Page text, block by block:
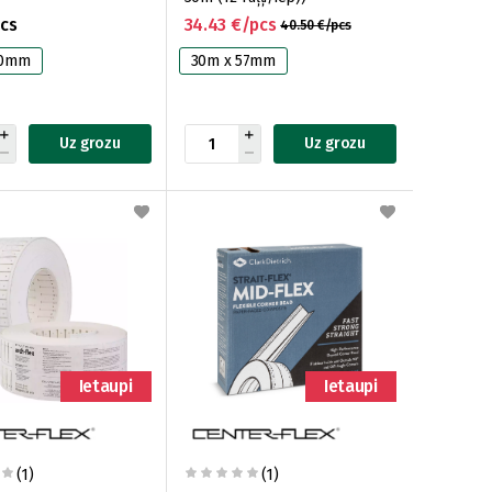
Uz grozu
40.50 €/pcs
34.43 €/pcs
30m x 57mm
Uz grozu
Ietaupi
(1)
Ietaupi
(1)